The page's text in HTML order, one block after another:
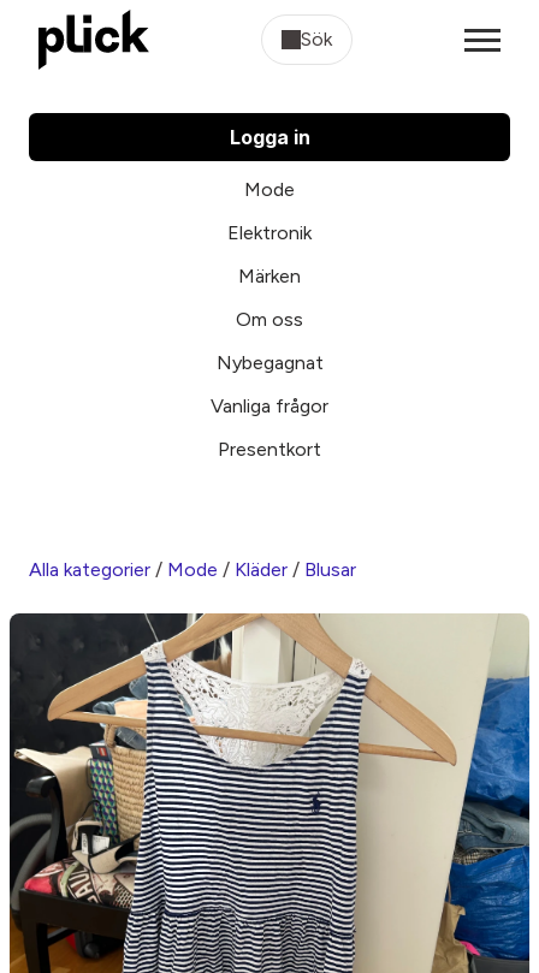
Sök
Logga in
Mode
Elektronik
Märken
Om oss
Nybegagnat
Vanliga frågor
Presentkort
Alla kategorier / Mode / Kläder / Blusar